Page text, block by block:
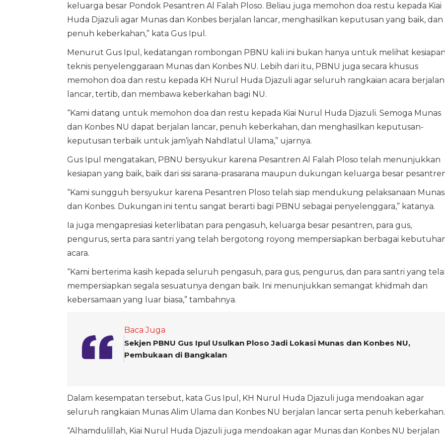
keluarga besar Pondok Pesantren Al Falah Ploso. Beliau juga memohon doa restu kepada Kiai
Huda Djazuli agar Munas dan Konbes berjalan lancar, menghasilkan keputusan yang baik, dan
penuh keberkahan,” kata Gus Ipul.
Menurut Gus Ipul, kedatangan rombongan PBNU kali ini bukan hanya untuk melihat
teknis penyelenggaraan Munas dan Konbes NU. Lebih dari itu, PBNU juga secara khusus
memohon doa dan restu kepada KH Nurul Huda Djazuli agar seluruh rangkaian acara berjalan
lancar, tertib, dan membawa keberkahan bagi NU.
“Kami datang untuk memohon doa dan restu kepada Kiai Nurul Huda Djazuli. Semoga Munas
dan Konbes NU dapat berjalan lancar, penuh keberkahan, dan menghasilkan keputusan-
keputusan terbaik untuk jam’iyah Nahdlatul Ulama,” ujarnya.
Gus Ipul mengatakan, PBNU bersyukur karena Pesantren Al Falah Ploso telah menunjukkan
kesiapan yang baik, baik dari sisi sarana-prasarana maupun dukungan keluarga besar
“Kami sungguh bersyukur karena Pesantren Ploso telah siap mendukung pelaksanaan Munas
dan Konbes. Dukungan ini tentu sangat berarti bagi PBNU sebagai penyelenggara,” katanya.
Ia juga mengapresiasi keterlibatan para pengasuh, keluarga besar pesantren, para gus,
pengurus, serta para santri yang telah bergotong royong mempersiapkan berbagai
acara.
“Kami berterima kasih kepada seluruh pengasuh, para gus, pengurus, dan para santri yang
mempersiapkan segala sesuatunya dengan baik. Ini menunjukkan semangat khidmah dan
kebersamaan yang luar biasa,” tambahnya.
Baca Juga
Sekjen PBNU Gus Ipul Usulkan Ploso Jadi Lokasi Munas dan Konbes NU,
Pembukaan di Bangkalan
Dalam kesempatan tersebut, kata Gus Ipul, KH Nurul Huda Djazuli juga mendoakan agar
seluruh rangkaian Munas Alim Ulama dan Konbes NU berjalan lancar serta penuh keberkahan.
“Alhamdulillah, Kiai Nurul Huda Djazuli juga mendoakan agar Munas dan Konbes NU berjalan